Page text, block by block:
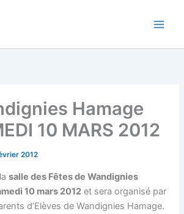
Hamage
10 MARS 2012
2012
salle des Fêtes de Wandignies
10 mars 2012 et sera organisé par
d’Elèves de Wandignies Hamage.